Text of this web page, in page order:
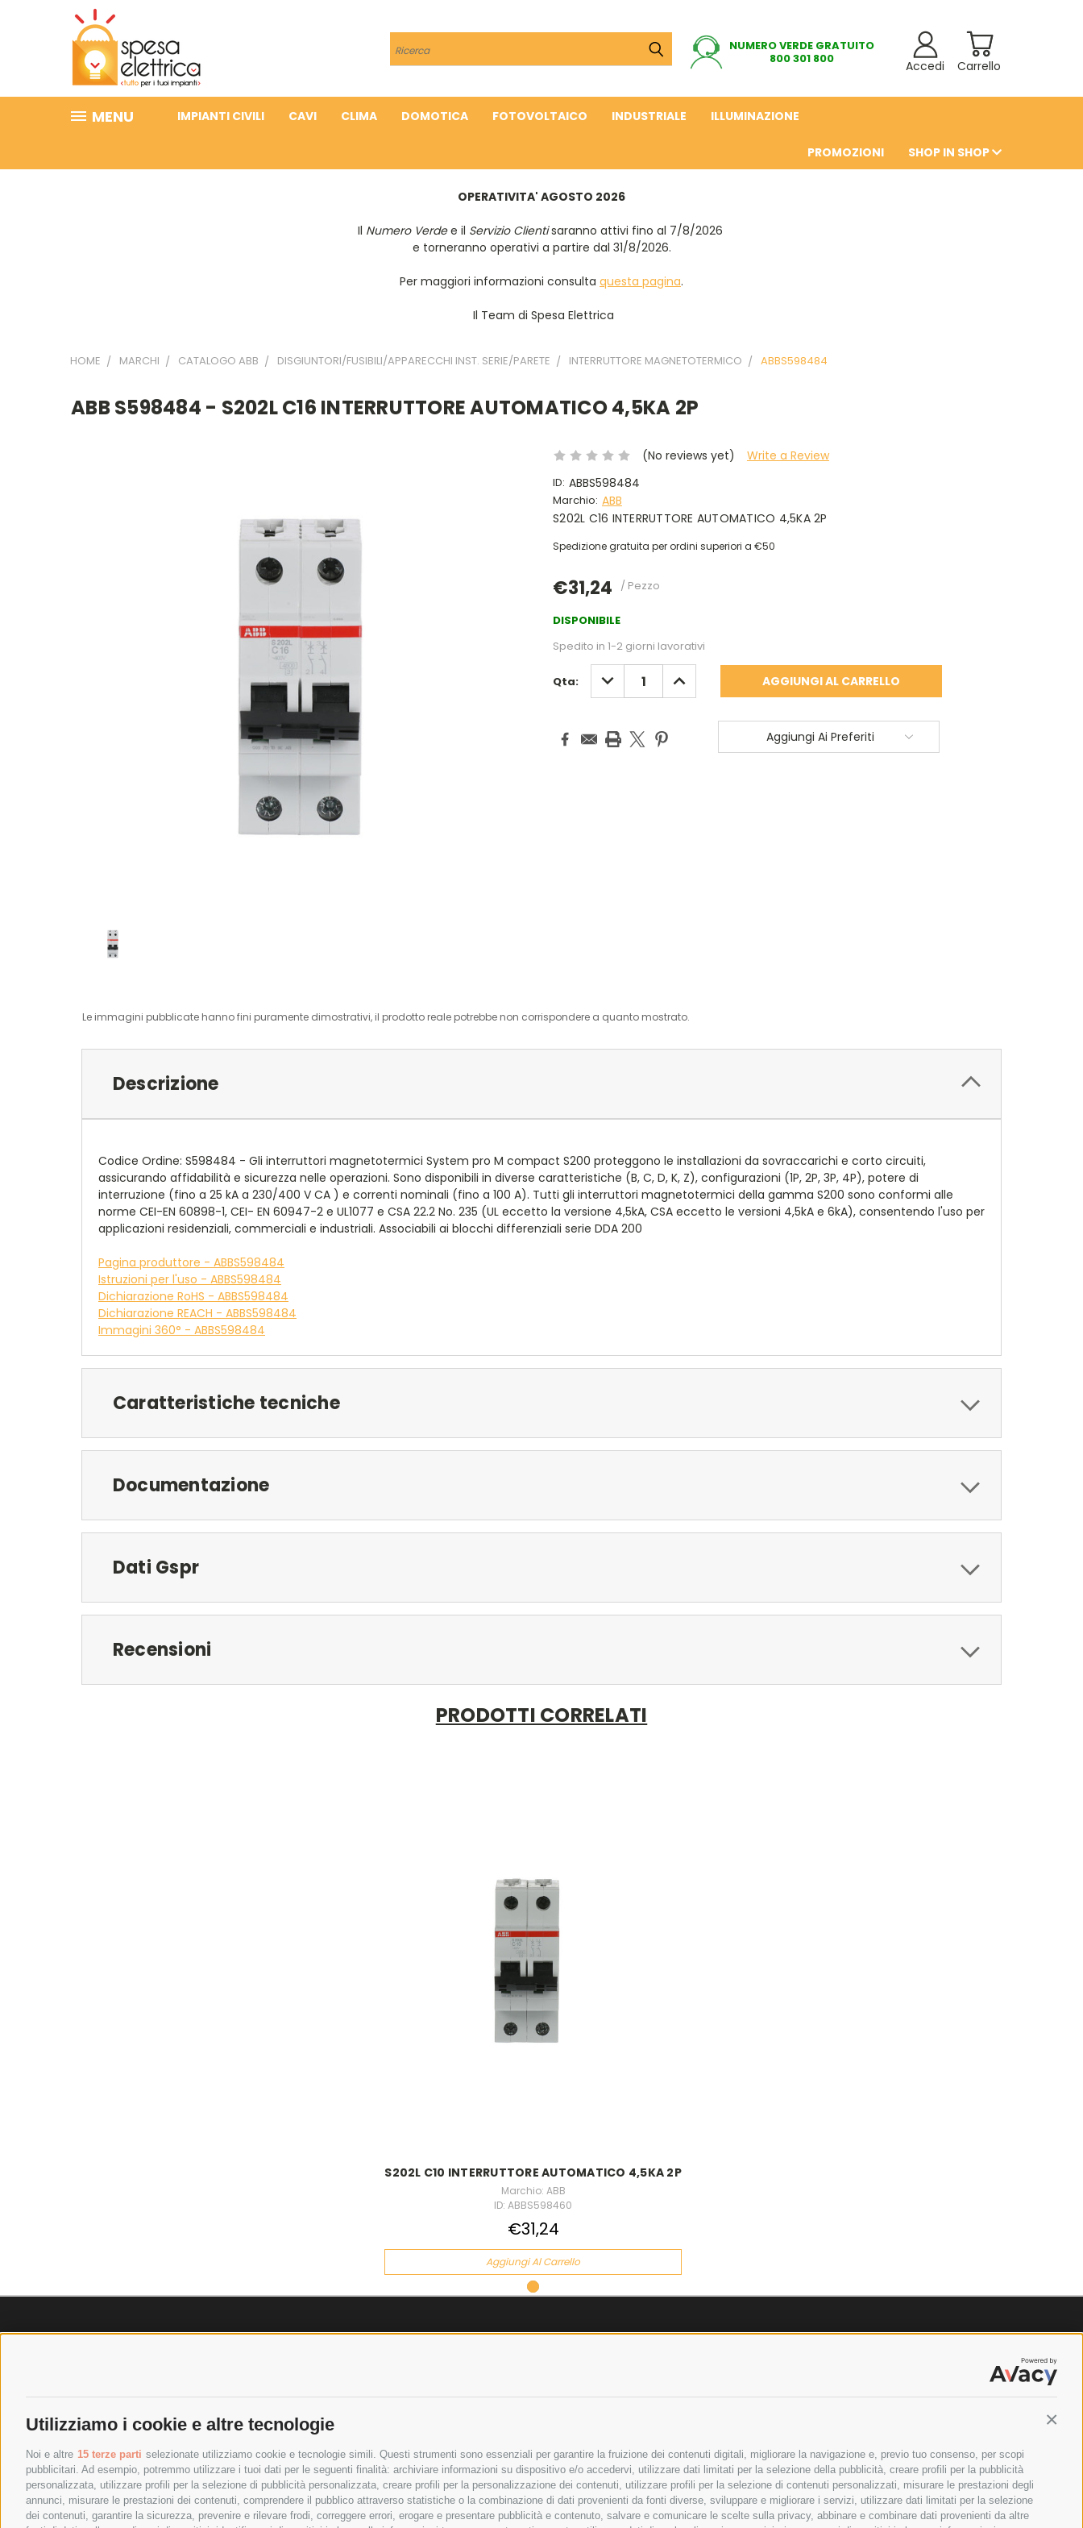
Utilizziamo i cookie e altre tecnologie
Noi e altre 15 terze parti selezionate utilizziamo cookie e tecnologie simili. Questi strumenti sono essenziali per garantire la fruizione dei contenuti digitali, migliorare la navigazione e, previo tuo consenso, per scopi
pubblicitari. Ad esempio, potremmo utilizzare i tuoi dati per le seguenti finalità: archiviare informazioni su dispositivo e/o accedervi, utilizzare dati limitati per la selezione della pubblicità, creare profili per la pubblicità
personalizzata, utilizzare profili per la selezione di pubblicità personalizzata, creare profili per la personalizzazione dei contenuti, utilizzare profili per la selezione di contenuti personalizzati, misurare le prestazioni degli
annunci, misurare le prestazioni dei contenuti, comprendere il pubblico attraverso statistiche o la combinazione di dati provenienti da fonti diverse, sviluppare e migliorare i servizi, utilizzare dati limitati per la selezione
dei contenuti, garantire la sicurezza, prevenire e rilevare frodi, correggere errori, erogare e presentare pubblicità e contenuto, salvare e comunicare le scelte sulla privacy, abbinare e combinare dati provenienti da altre
Cerca
NUMERO VERDE GRATUITO
800 301 800
Carrello
Accedi
MENU IMPIANTI CIVILI CAVI CLIMA DOMOTICA FOTOVOLTAICO INDUSTRIALE ILLUMINAZIONE
PROMOZIONI SHOP IN SHOP
OPERATIVITA' AGOSTO 2026
Il Numero Verdee il Servizio Clientisaranno attivi fino al 7/8/2026
e torneranno operativi a partire dal 31/8/2026.
Per maggiori informazioni consulta questa pagina.
Il Team di Spesa Elettrica
HOME MARCHI CATALOGO ABB DISGIUNTORI/FUSIBILI/APPARECCHI INST. SERIE/PARETE INTERRUTTORE MAGNETOTERMICO ABBS598484
ABB S598484 - S202L C16 INTERRUTTORE AUTOMATICO 4,5KA 2P
(No reviews yet) Write a Review
ID: ABBS598484
Marchio: ABB
S202L C16 INTERRUTTORE AUTOMATICO 4,5KA 2P
Spedizione gratuita per ordini superiori a €50
€31,24 / Pezzo
DISPONIBILE
Spedito in 1-2 giorni lavorativi
Qta: DIMINUISCI
QUANTITÀ:
AUMENTA
QUANTITÀ:
Aggiungi Ai Preferiti
Le immagini pubblicate hanno fini puramente dimostrativi, il prodotto reale potrebbe non corrispondere a quanto mostrato.
Descrizione
Codice Ordine: S598484 - Gli interruttori magnetotermici System pro M compact S200 proteggono le installazioni da sovraccarichi e corto circuiti,
assicurando affidabilità e sicurezza nelle operazioni. Sono disponibili in diverse caratteristiche (B, C, D, K, Z), configurazioni (1P, 2P, 3P, 4P), potere di
interruzione (fino a 25 kA a 230/400 V CA ) e correnti nominali (fino a 100 A). Tutti gli interruttori magnetotermici della gamma S200 sono conformi alle
norme CEI-EN 60898-1, CEI- EN 60947-2 e UL1077 e CSA 22.2 No. 235 (UL eccetto la versione 4,5kA, CSA eccetto le versioni 4,5kA e 6kA), consentendo l'uso per
applicazioni residenziali, commerciali e industriali. Associabili ai blocchi differenziali serie DDA 200
Pagina produttore - ABBS598484
Istruzioni per l'uso - ABBS598484
Dichiarazione RoHS - ABBS598484
Dichiarazione REACH - ABBS598484
Immagini 360° - ABBS598484
Caratteristiche tecniche
Documentazione
Dati Gspr
Recensioni
PRODOTTI CORRELATI
S202L C10 INTERRUTTORE AUTOMATICO 4,5KA 2P
Marchio: ABB
ID: ABBS598460
€31,24
Aggiungi Al Carrello
POLITICA DI RESO
PAGAMENTI SICURI
Bonifico
Bancario